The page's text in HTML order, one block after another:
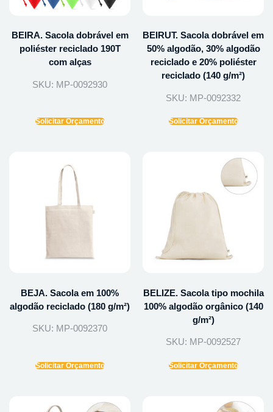
BEIRA. Sacola dobrável em
poliéster reciclado 190T
com alças
SKU: MP-0092930
Solicitar Orçamento
BEIRUT. Sacola dobrável em
50% algodão, 30% algodão
reciclado e 20% poliéster
reciclado (140 g/m²)
SKU: MP-0092332
Solicitar Orçamento
BEJA. Sacola em 100%
algodão reciclado (180 g/m²)
SKU: MP-0092370
Solicitar Orçamento
BELIZE. Sacola tipo mochila
100% algodão orgânico (140
g/m²)
SKU: MP-0092527
Solicitar Orçamento